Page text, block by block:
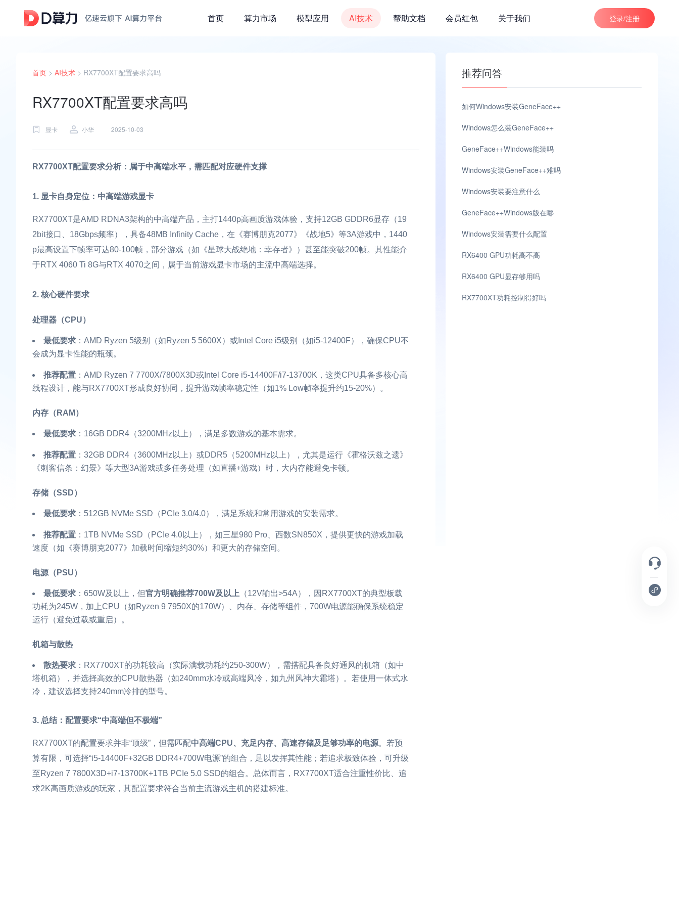
首页 算力市场 模型应用 AI技术 帮助文档 会员红包 关于我们 登录/注册
首页 > AI技术 > RX7700XT配置要求高吗
RX7700XT配置要求高吗
显卡 小华 2025-10-03
RX7700XT配置要求分析：属于中高端水平，需匹配对应硬件支撑
1. 显卡自身定位：中高端游戏显卡
RX7700XT是AMD RDNA3架构的中高端产品，主打1440p高画质游戏体验，支持12GB GDDR6显存（19
2bit接口、18Gbps频率），具备48MB Infinity Cache，在《赛博朋克2077》《战地5》等3A游戏中，1440
p最高设置下帧率可达80-100帧，部分游戏（如《星球大战绝地：幸存者》）甚至能突破200帧。其性能介
于RTX 4060 Ti 8G与RTX 4070之间，属于当前游戏显卡市场的主流中高端选择。
2. 核心硬件要求
处理器（CPU）
最低要求 ：AMD Ryzen 5级别（如Ryzen 5 5600X）或Intel Core i5级别（如i5-12400F），确保CPU不
会成为显卡性能的瓶颈。
推荐配置 ：AMD Ryzen 7 7700X/7800X3D或Intel Core i5-14400F/i7-13700K，这类CPU具备多核心高
线程设计，能与RX7700XT形成良好协同，提升游戏帧率稳定性（如1% Low帧率提升约15-20%）。
内存（RAM）
最低要求 ：16GB DDR4（3200MHz以上），满足多数游戏的基本需求。
推荐配置 ：32GB DDR4（3600MHz以上）或DDR5（5200MHz以上），尤其是运行《霍格沃兹之遗》
《刺客信条：幻景》等大型3A游戏或多任务处理（如直播+游戏）时，大内存能避免卡顿。
存储（SSD）
最低要求 ：512GB NVMe SSD（PCIe 3.0/4.0），满足系统和常用游戏的安装需求。
推荐配置 ：1TB NVMe SSD（PCIe 4.0以上），如三星980 Pro、西数SN850X，提供更快的游戏加载
速度（如《赛博朋克2077》加载时间缩短约30%）和更大的存储空间。
电源（PSU）
最低要求 ：650W及以上，但官方明确推荐700W及以上 （12V输出>54A），因RX7700XT的典型板载
功耗为245W，加上CPU（如Ryzen 9 7950X的170W）、内存、存储等组件，700W电源能确保系统稳定
运行（避免过载或重启）。
机箱与散热
散热要求 ：RX7700XT的功耗较高（实际满载功耗约250-300W），需搭配具备良好通风的机箱（如中
塔机箱），并选择高效的CPU散热器（如240mm水冷或高端风冷，如九州风神大霜塔）。若使用一体式水
冷，建议选择支持240mm冷排的型号。
3. 总结：配置要求“中高端但不极端”
RX7700XT的配置要求并非“顶级”，但需匹配中高端CPU、充足内存、高速存储及足够功率的电源。若预
算有限，可选择“i5-14400F+32GB DDR4+700W电源”的组合，足以发挥其性能；若追求极致体验，可升级
至Ryzen 7 7800X3D+i7-13700K+1TB PCIe 5.0 SSD的组合。总体而言，RX7700XT适合注重性价比、追
求2K高画质游戏的玩家，其配置要求符合当前主流游戏主机的搭建标准。
推荐问答
如何Windows安装GeneFace++
Windows怎么装GeneFace++
GeneFace++Windows能装吗
Windows安装GeneFace++难吗
Windows安装要注意什么
GeneFace++Windows版在哪
Windows安装需要什么配置
RX6400 GPU功耗高不高
RX6400 GPU显存够用吗
RX7700XT功耗控制得好吗